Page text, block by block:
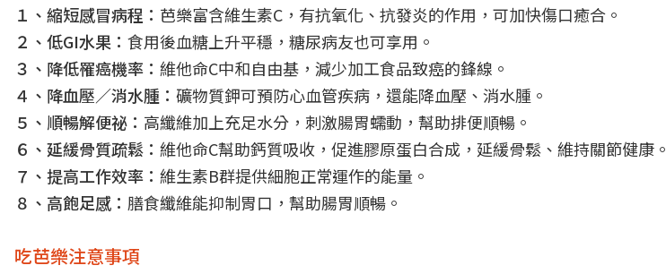
１、縮短感冒病程： 芭樂富含維生素C，有抗氧化、抗發炎的作用，可加快傷口癒合。
２、低GI水果： 食用後血糖上升平穩，糖尿病友也可享用。
３、降低罹癌機率： 維他命C中和自由基，減少加工食品致癌的鋒線。
４、降血壓／消水腫： 礦物質鉀可預防心血管疾病，還能降血壓、消水腫。
５、順暢解便祕： 高纖維加上充足水分，刺激腸胃蠕動，幫助排便順暢。
６、延緩骨質疏鬆： 維他命C幫助鈣質吸收，促進膠原蛋白合成，延緩骨鬆、維持關節健康。
７、提高工作效率： 維生素B群提供細胞正常運作的能量。
８、高飽足感： 膳食纖維能抑制胃口，幫助腸胃順暢。
吃芭樂注意事項